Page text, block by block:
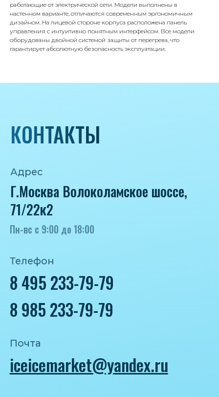
работающие от электрической сети. Модели выполнены в
настенном варианте, отличаются современным эргономичным
дизайном. На лицевой стороне корпуса расположена панель
управления с интуитивно понятным интерфейсом. Все модели
оборудованы двойной системой защиты от перегрева, что
гарантирует абсолютную безопасность эксплуатации.
Телефон
8 495 233-79-79
iceicemarket@yandex.ru
8 985 233-79-79